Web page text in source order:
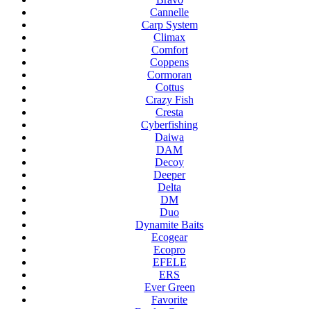
Cannelle
Carp System
Climax
Comfort
Coppens
Cormoran
Cottus
Crazy Fish
Cresta
Cyberfishing
Daiwa
DAM
Decoy
Deeper
Delta
DM
Duo
Dynamite Baits
Ecogear
Ecopro
EFELE
ERS
Ever Green
Favorite